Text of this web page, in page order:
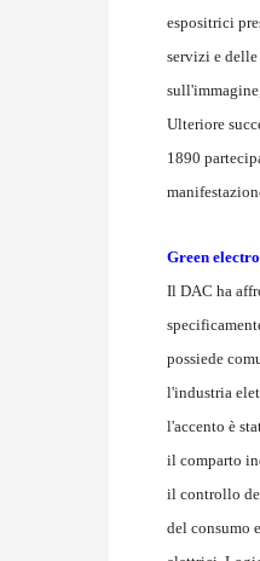
espositrici
servizi e
Ulteriore
1890
Green
Il DAC ha
possiede
l'industria
l'accento è
il comparto
il controllo
del consumo